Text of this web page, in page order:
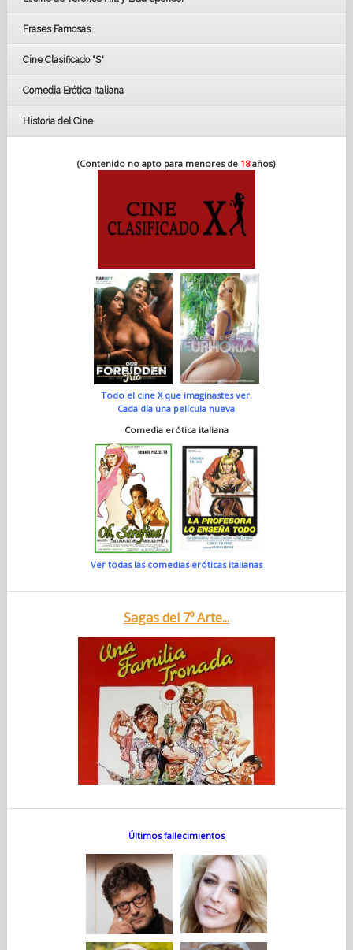
Frases Famosas
Cine Clasificado "S"
Comedia Erótica Italiana
Historia del Cine
(Contenido no apto para menores de 18años)
Todo el cine X que imaginastes ver.
Cada día una película nueva
Comedia erótica italiana
Ver todas las comedias eróticas italianas
Sagas del 7º Arte...
Últimos fallecimientos